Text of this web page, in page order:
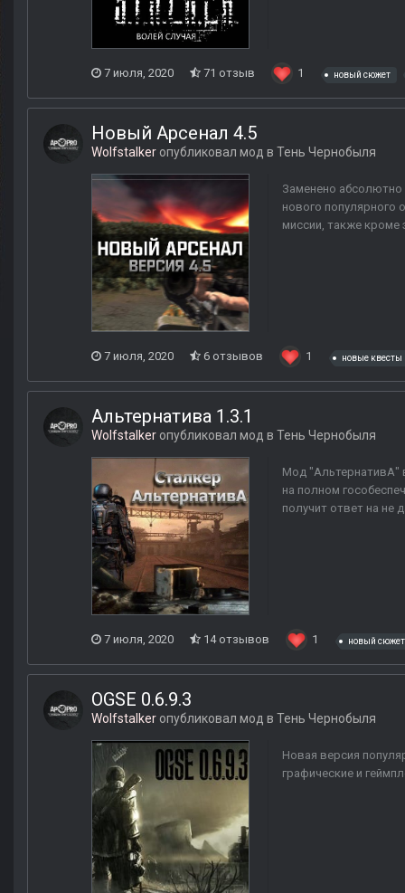
7 июля, 2020 71 отзыв 1 новый сюжет
Новый Арсенал 4.5
Wolfstalker опубликовал мод в Тень Чернобыля
Заменено абсолютно
нового популярного
миссии, также кроме
7 июля, 2020 6 отзывов 1 новые квесты
Альтернатива 1.3.1
Wolfstalker опубликовал мод в Тень Чернобыля
Мод "АльтернативА"
на полном
получит ответ на не
7 июля, 2020 14 отзывов 1 новый сюжет
OGSE 0.6.9.3
Wolfstalker опубликовал мод в Тень Чернобыля
Новая версия
графические и